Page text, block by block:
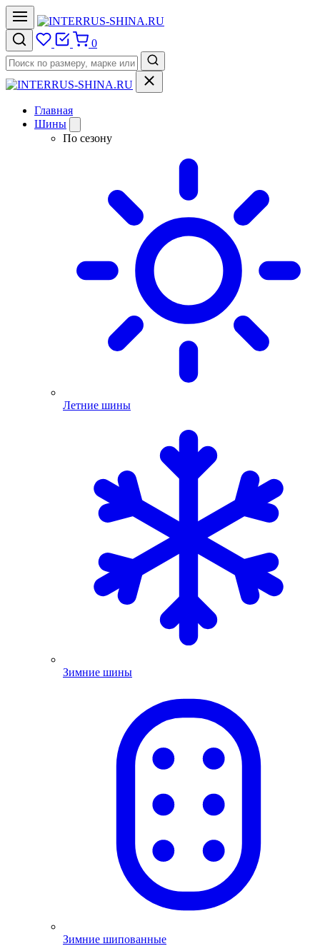
0
Главная
Шины
По сезону
Летние шины
Зимние шины
Зимние шипованные